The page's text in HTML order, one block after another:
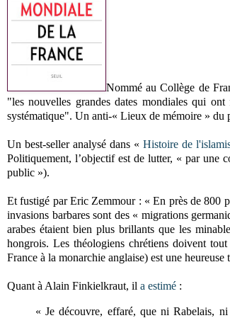
Nommé au Collège de
"les nouvelles grandes dates mondiales qui
systématique". Un anti-« Lieux de mémoire » du
Un best-seller analysé dans « Histoire de
Politiquement, l’objectif est de lutter, « par une
public »).
Et fustigé par Eric Zemmour : « En près de 800
invasions barbares sont des « migrations
arabes étaient bien plus brillants que les
hongrois. Les théologiens chrétiens doivent
France à la monarchie anglaise) est une
Quant à Alain Finkielkraut, il a estimé :
« Je découvre, effaré, que ni Rabelais,